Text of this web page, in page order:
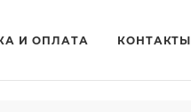
И ОПЛАТА КОНТАКТЫ